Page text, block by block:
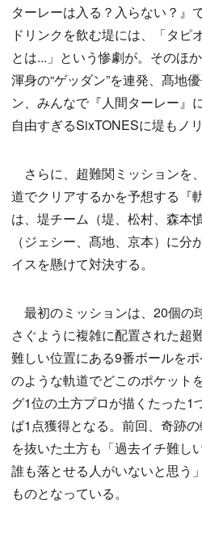
ターレーは入る？入らない？』
ドリンクを飲む堤には、「タピ
とは...」という惨劇が。そのほ
渾身の“ゲッダン”を連発、髙地
ン、みんなで『人間ターレー』
自由すぎるSixTONESに堤もノ
さらに、超難関ミッションを
道でクリアするかを予想する『
は、堤チーム（堤、松村、森本
（ジェシー、髙地、京本）に分
イスを懸けて対決する。
最初のミッションは、20個の
さぐように複雑に配置された超
難しい位置にある9番ボールを
のような軌道でどこのポケット
グ1位の土方プロが描くたった1
ば1点獲得となる。前回、奇跡
を抜いた土方も「過去イチ難し
誰も落とせる人がいないと思う
ものとなっている。